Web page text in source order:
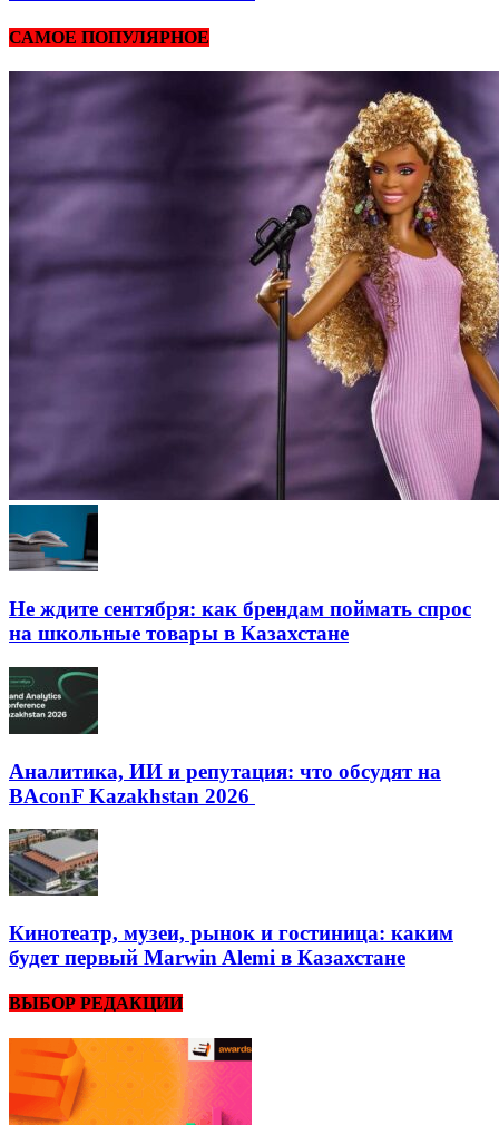
САМОЕ ПОПУЛЯРНОЕ
Не ждите сентября: как брендам поймать спрос
на школьные товары в Казахстане
Аналитика, ИИ и репутация: что обсудят на
BAconF Kazakhstan 2026
Кинотеатр, музеи, рынок и гостиница: каким
будет первый Marwin Alemi в Казахстане
ВЫБОР РЕДАКЦИИ